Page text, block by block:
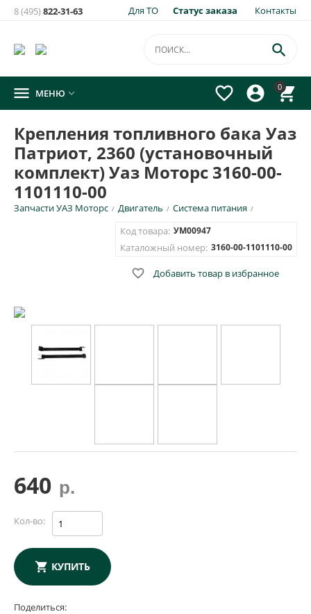
Для ТО Статус заказа Контакты
8 (495)822-31-63
0




 МЕНЮ 
Крепления топливного бака Уаз
Патриот, 2360 (установочный
комплект) Уаз Моторс 3160-00-
1101110-00
Запчасти УАЗ Моторс / Двигатель / Система питания /
Код товара: УМ00947
Каталожный номер: 3160-00-1101110-00
 Добавить товар в избранное
640 р.
Кол-во:
КУПИТЬ
Поделиться: